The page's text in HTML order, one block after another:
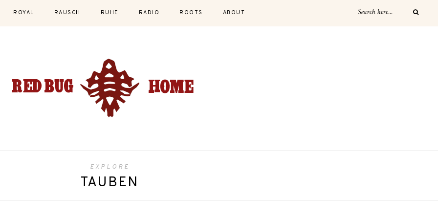
ROYAL RAUSCH RUHE RADIO ROOTS ABOUT
EXPLORE
TAUBEN